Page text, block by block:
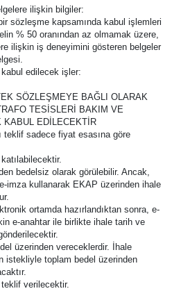
ilişkin bilgiler:
sözleşme kapsamında kabul işlemleri
% 50 oranından az olmamak üzere,
ilişkin iş deneyimini gösteren belgeler
edilecek işler:
SÖZLEŞMEYE BAĞLI OLARAK
TESİSLERİ BAKIM VE
KABUL EDİLECEKTİR
teklif sadece fiyat esasına göre
bedelsiz olarak görülebilir. Ancak,
imza kullanarak EKAP üzerinden ihale
ortamda hazırlandıktan sonra, e-
e-anahtar ile birlikte ihale tarih ve
üzerinden vereceklerdir. İhale
istekliyle toplam bedel üzerinden
verilecektir.